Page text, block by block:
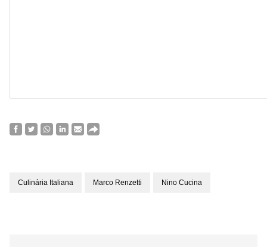
Culinária Italiana Marco Renzetti Nino Cucina